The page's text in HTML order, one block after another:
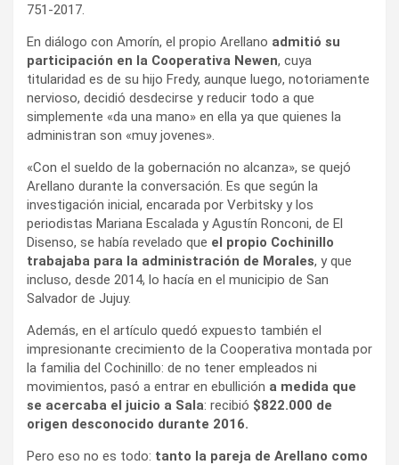
751-2017.
En diálogo con Amorín, el propio Arellano admitió su
participación en la Cooperativa Newen, cuya
titularidad es de su hijo Fredy, aunque luego, notoriamente
nervioso, decidió desdecirse y reducir todo a que
simplemente «da una mano» en ella ya que quienes la
administran son «muy jovenes».
«Con el sueldo de la gobernación no alcanza», se quejó
Arellano durante la conversación. Es que según la
investigación inicial, encarada por Verbitsky y los
periodistas Mariana Escalada y Agustín Ronconi, de El
Disenso, se había revelado que el propio Cochinillo
trabajaba para la administración de Morales, y que
incluso, desde 2014, lo hacía en el municipio de San
Salvador de Jujuy.
Además, en el artículo quedó expuesto también el
impresionante crecimiento de la Cooperativa montada por
la familia del Cochinillo: de no tener empleados ni
movimientos, pasó a entrar en ebullición a medida que
se acercaba el juicio a Sala: recibió $822.000 de
origen desconocido durante 2016.
Pero eso no es todo: tanto la pareja de Arellano como